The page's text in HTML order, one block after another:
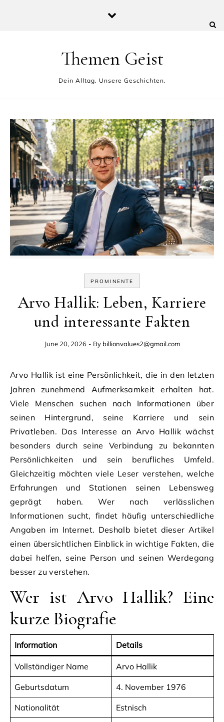
Themen Geist
Dein Alltag. Unsere Geschichten.
PROMINENTE
Arvo Hallik: Leben, Karriere
und interessante Fakten
June 20, 2026 - By billionvalues2@gmail.com
Arvo Hallik ist eine Persönlichkeit, die in den letzten
Jahren zunehmend Aufmerksamkeit erhalten hat.
Viele Menschen suchen nach Informationen über
seinen Hintergrund, seine Karriere und sein
Privatleben. Das Interesse an Arvo Hallik wächst
besonders durch seine Verbindung zu bekannten
Persönlichkeiten und sein berufliches Umfeld.
Gleichzeitig möchten viele Leser verstehen, welche
Erfahrungen und Stationen seinen Lebensweg
geprägt haben. Wer nach verlässlichen
Informationen sucht, findet häufig unterschiedliche
Angaben im Internet. Deshalb bietet dieser Artikel
einen übersichtlichen Einblick in wichtige Fakten, die
dabei helfen, seine Person und seinen Werdegang
besser zu verstehen.
Wer ist Arvo Hallik? Eine
kurze Biografie
Information Details
Vollständiger Name Arvo Hallik
Geburtsdatum 4. November 1976
Nationalität Estnisch